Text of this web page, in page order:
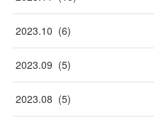
2023.10 (6)
2023.09 (5)
2023.08 (5)